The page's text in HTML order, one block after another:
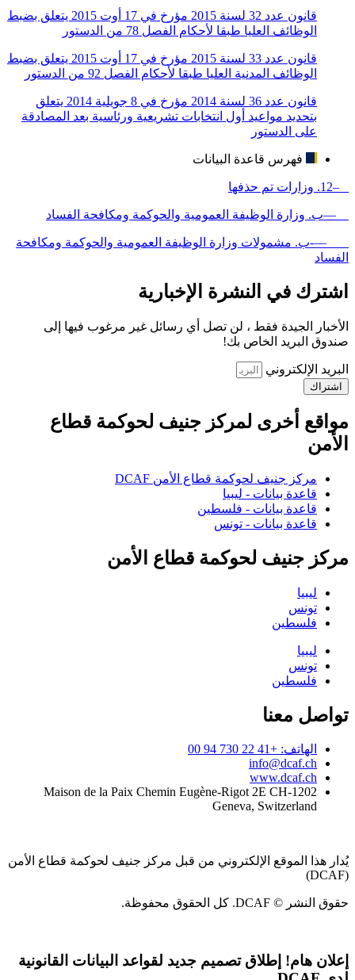
قانون عدد 32 لسنة 2015 مؤرخ في 17 أوت 2015 يتعلق بضبط
الوظائف العليا طبقا لأحكام الفصل 78 من الدستور
قانون عدد 33 لسنة 2015 مؤرخ في 17 أوت 2015 يتعلق بضبط
الوظائف المدنية العليا طبقا لأحكام الفصل 92 من الدستور
قانون عدد 36 لسنة 2014 مؤرخ في 8 جويلية 2014 يتعلق
بتحديد مواعيد أول انتخابات تشريعية ورئاسية بعد المصادقة
على الدستور
فهرس قاعدة البيانات
–12. وزارات تم حذفها
—ب. وزارة الوظيفة العمومية والحوكمة ومكافحة الفساد
—-ب. مشمولات وزارة الوظيفة العمومية والحوكمة ومكافحة
الفساد
اشترك في النشرة الإخبارية
الأخبار الجيدة فقط ، لن تصل أي رسائل غير مرغوب فيها إلى
صندوق البريد الخاص بك!
البريد الإلكتروني
اشتراك
مواقع أخرى لمركز جنيف لحوكمة قطاع
الأمن
مركز جنيف لحوكمة قطاع الأمن DCAF
قاعدة بيانات - ليبيا
قاعدة بيانات - فلسطين
قاعدة بيانات - تونس
مركز جنيف لحوكمة قطاع الأمن
ليبيا
تونس
فلسطين
ليبيا
تونس
فلسطين
تواصل معنا
الهاتف: +41 22 730 94 00
info@dcaf.ch
www.dcaf.ch
Maison de la Paix Chemin Eugène-Rigot 2E CH-1202
Geneva, Switzerland
يُدار هذا الموقع الإلكتروني من قبل مركز جنيف لحوكمة قطاع الأمن
(DCAF)
حقوق النشر © DCAF. كل الحقوق محفوظة.
إعلان هام! إطلاق تصميم جديد لقواعد البيانات القانونية